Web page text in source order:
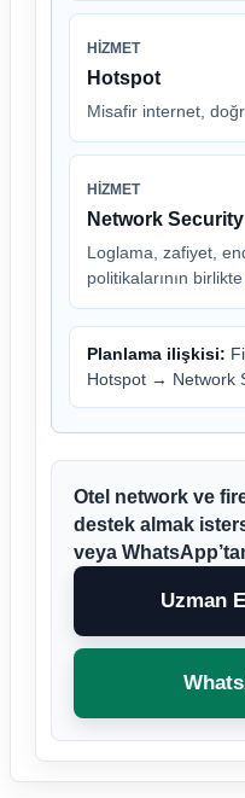
HIZMET
Hotspot
Misafir internet,
HIZMET
Network Security
Loglama, zafiyet,
politikalarının
Planlama ilişkisi:
Hotspot → Network
Otel network ve
destek almak
veya
Uzman